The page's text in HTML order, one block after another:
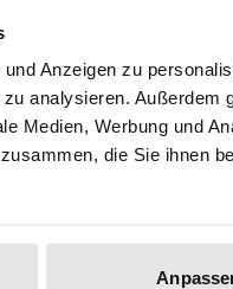
Anzeigen zu
analysieren.
Medien, Werbung und
die Sie ihnen
cost notice